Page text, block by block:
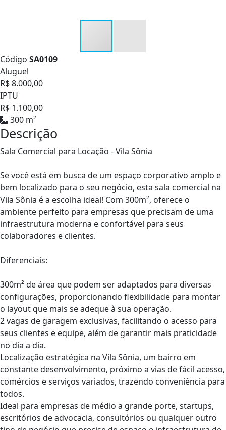
Código SA0109
Aluguel
R$ 8.000,00
IPTU
R$ 1.100,00
300 m²
Descrição
Sala Comercial para Locação - Vila Sônia
Se você está em busca de um espaço corporativo amplo e
bem localizado para o seu negócio, esta sala comercial na
Vila Sônia é a escolha ideal! Com 300m², oferece o
ambiente perfeito para empresas que precisam de uma
infraestrutura moderna e confortável para seus
colaboradores e clientes.
Diferenciais:
300m² de área que podem ser adaptados para diversas
configurações, proporcionando flexibilidade para montar
o layout que mais se adeque à sua operação.
2 vagas de garagem exclusivas, facilitando o acesso para
seus clientes e equipe, além de garantir mais praticidade
no dia a dia.
Localização estratégica na Vila Sônia, um bairro em
constante desenvolvimento, próximo a vias de fácil acesso,
comércios e serviços variados, trazendo conveniência para
todos.
Ideal para empresas de médio a grande porte, startups,
escritórios de advocacia, consultórios ou qualquer outro